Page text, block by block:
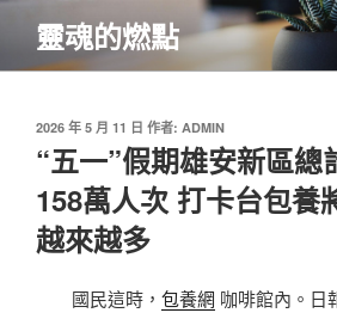
主
靈魂的燃點
發
佈
2026 年 5 月 11 日 作者: ADMIN
“五一”假期雄安新區總
158萬人次 打卡台包養
越來越多
國民這時， 包養網 咖啡館內。日